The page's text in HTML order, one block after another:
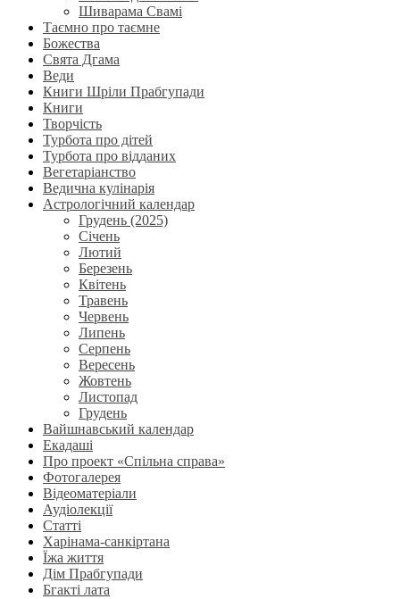
Шиварама Свамі
Таємно про таємне
Божества
Свята Дгама
Веди
Книги Шріли Прабгупади
Книги
Творчість
Турбота про дітей
Турбота про відданих
Вегетаріанство
Ведична кулінарія
Астрологічний календар
Грудень (2025)
Січень
Лютий
Березень
Квітень
Травень
Червень
Липень
Серпень
Вересень
Жовтень
Листопад
Грудень
Вайшнавський календар
Екадаші
Про проект «Спільна справа»
Фотогалерея
Відеоматеріали
Аудіолекції
Статті
Харінама-санкіртана
Їжа життя
Дім Прабгупади
Бгакті лата